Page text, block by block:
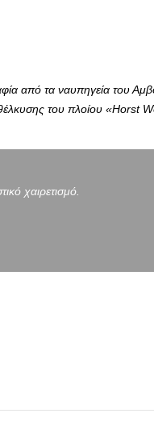
από τα ναυπηγεία του
του πλοίου «Horst
χαιρετισμό.